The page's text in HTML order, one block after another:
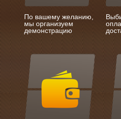
По вашему желанию,
мы организуем
демонстрацию